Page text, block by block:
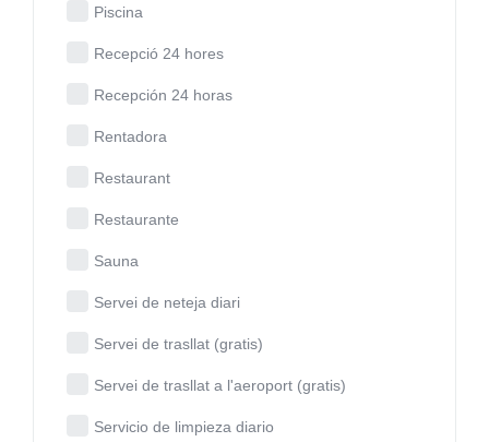
Piscina
Recepció 24 hores
Recepción 24 horas
Rentadora
Restaurant
Restaurante
Sauna
Servei de neteja diari
Servei de trasllat (gratis)
Servei de trasllat a l'aeroport (gratis)
Servicio de limpieza diario